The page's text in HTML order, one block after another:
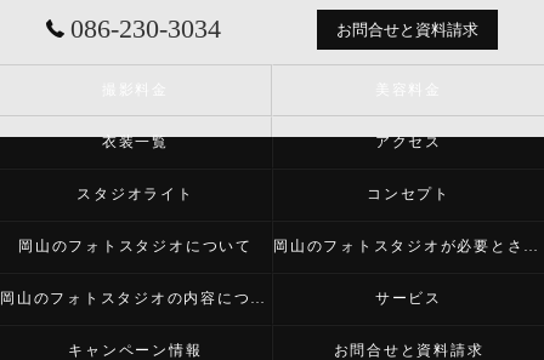
086-230-3034 お問合せと資料請求
衣装一覧 アクセス
スタジオライト コンセプト
岡山のフォトスタジオについて 岡山のフォトスタジオが必要とされる理由
岡山のフォトスタジオの内容について サービス
キャンペーン情報 お問合せと資料請求